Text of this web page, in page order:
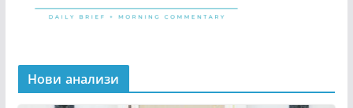
Нови анализи